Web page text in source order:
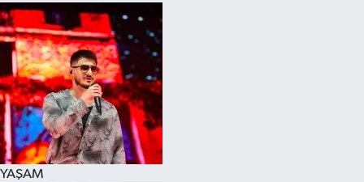
YAŞAM